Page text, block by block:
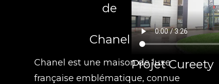
de
Chanel
Chanel est une maison de luxe
française emblématique, connue
Projet Cureety